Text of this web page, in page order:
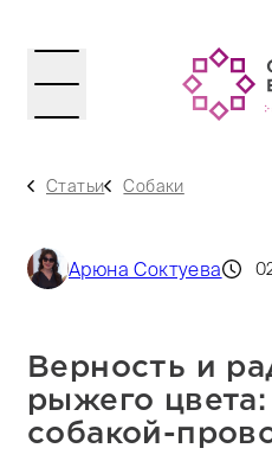
Статьи Собаки
Арюна Соктуева
Верность и
рыжего
собакой-